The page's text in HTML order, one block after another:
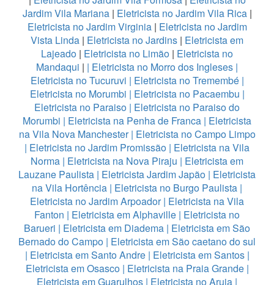
Jardim Vila Mariana| Eletricista no Jardim Vila Rica|
Eletricista no Jardim Virginia| Eletricista no Jardim
Vista Linda | Eletricista no Jardins | Eletricista em
Lajeado | Eletricista no Limão | Eletricista no
Mandaqui | | Eletricista no Morro dos Ingleses |
Eletricista no Tucuruvi | Eletricista no Tremembé|
Eletricista no Morumbi | Eletricista no Pacaembu |
Eletricista no Paraiso | Eletricista no Paraiso do
Morumbi | Eletricista na Penha de Franca | Eletricista
na Vila Nova Manchester| Eletricista no Campo Limpo
| Eletricista no Jardim Promissão | Eletricista na Vila
Norma | Eletricista na Nova Piraju | Eletricista em
Lauzane Paulista | Eletricista Jardim Japão | Eletricista
na Vila Hortência | Eletricista no Burgo Paulista |
Eletricista no Jardim Arpoador| Eletricista na Vila
Fanton | Eletricista em Alphaville | Eletricista no
Barueri | Eletricista em Diadema | Eletricista em São
Bernado do Campo | Eletricista em São caetano do sul
| Eletricista em Santo Andre| Eletricista em Santos|
Eletricista em Osasco| Eletricista na Praia Grande|
Eletricista em Guarulhos | Eletricista no Aruja |